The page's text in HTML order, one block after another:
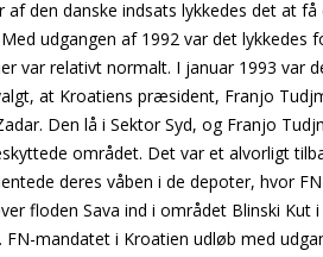
den danske indsats lykkedes det at
udgangen af 1992 var det lykkedes
var relativt normalt. I januar 1993 var
at Kroatiens præsident, Franjo
Den lå i Sektor Syd, og Franjo
området. Det var et alvorligt
deres våben i de depoter, hvor
floden Sava ind i området Blinski Kut
mandatet i Kroatien udløb med